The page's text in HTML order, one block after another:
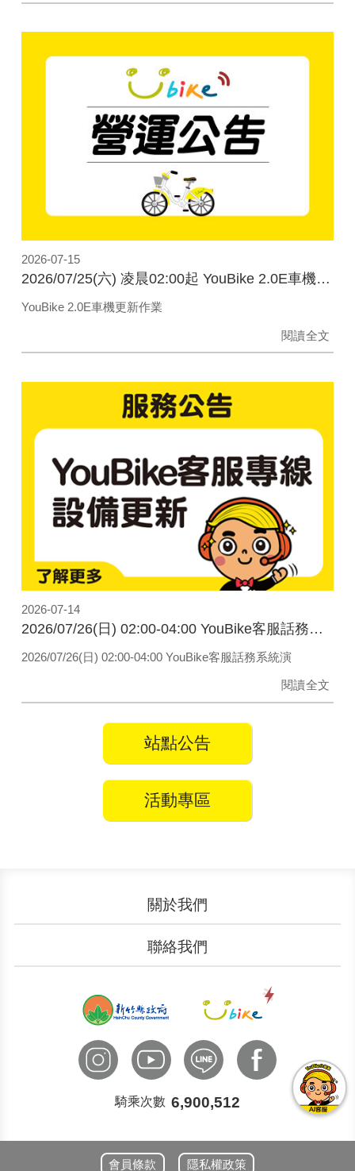
2026-07-15
2026/07/25(六) 凌晨02:00起 YouBike 2.0E車機更新作業
YouBike 2.0E車機更新作業
閱讀全文
2026-07-14
2026/07/26(日) 02:00-04:00 YouBike客服話務系統演練
2026/07/26(日) 02:00-04:00 YouBike客服話務系統演
閱讀全文
站點公告
活動專區
關於我們
加入我們
聯絡我們
廣告刊登
申請表單
國際諮詢
騎乘次數 6,900,512
會員條款 隱私權政策